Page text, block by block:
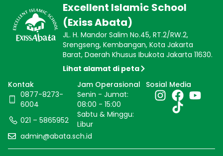
Excellent Islamic School
(Exiss Abata)
JL. H. Mandor Salim No.45, RT.2/RW.2,
Srengseng, Kembangan, Kota Jakarta
Barat, Daerah Khusus Ibukota Jakarta 11630.
Lihat alamat di peta
Kontak
0877-8273-
6004
021 – 5865952
admin@abata.sch.id
Jam Operasional
Senin - Jumat:
08:00 - 15:00
Sabtu & Minggu:
Libur
Sosial Media